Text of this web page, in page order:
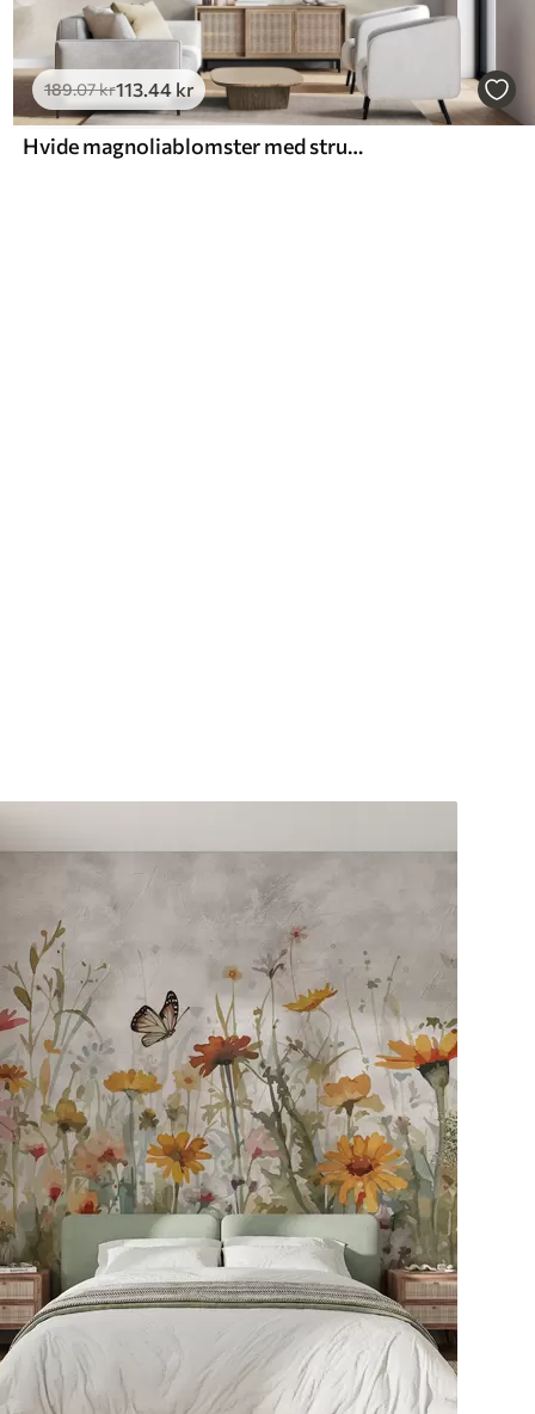
189.07kr113.44 kr
Hvide magnoliablomster med struktur og fine kronblade på en sløret, lys baggrund